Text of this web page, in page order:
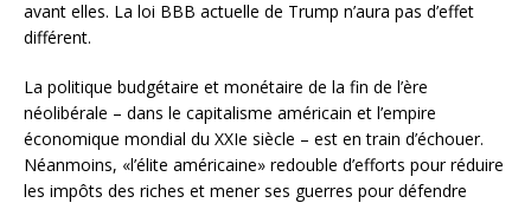
avant elles. La loi BBB actuelle de Trump n’aura pas d’effet
différent.
La politique budgétaire et monétaire de la fin de l’ère
néolibérale – dans le capitalisme américain et l’empire
économique mondial du XXIe siècle – est en train d’échouer.
Néanmoins, «l’élite américaine» redouble d’efforts pour réduire
les impôts des riches et mener ses guerres pour défendre